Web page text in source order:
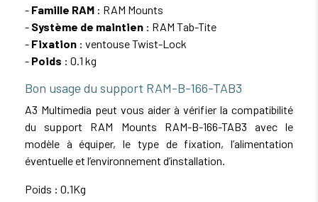
- Famille RAM : RAM Mounts
- Système de maintien : RAM Tab-Tite
- Fixation : ventouse Twist-Lock
- Poids : 0.1 kg
Bon usage du support RAM-B-166-TAB3
A3 Multimedia peut vous aider à vérifier la compatibilité
du support RAM Mounts RAM-B-166-TAB3 avec le
modèle à équiper, le type de fixation, l’alimentation
éventuelle et l’environnement d’installation.
Poids : 0.1Kg